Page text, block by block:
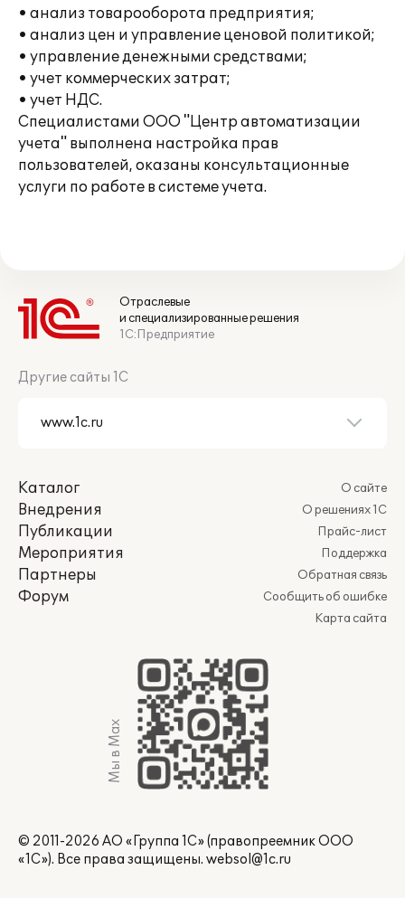
• анализ товарооборота предприятия;
• анализ цен и управление ценовой политикой;
• управление денежными средствами;
• учет коммерческих затрат;
• учет НДС.
Специалистами ООО "Центр автоматизации
учета" выполнена настройка прав
пользователей, оказаны консультационные
услуги по работе в системе учета.
Отраслевые
и специализированные решения
1С:Предприятие
Другие сайты 1С
Каталог
Внедрения
Публикации
Мероприятия
Партнеры
Форум
О сайте
О решениях 1С
Прайс-лист
Поддержка
Обратная связь
Сообщить об ошибке
Карта сайта
Мы в Max
© 2011-2026 АО «Группа 1С» (правопреемник ООО
«1С»). Все права защищены. websol@1c.ru